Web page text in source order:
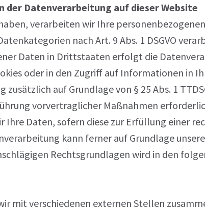
der Datenverarbeitung auf dieser Website
verarbeiten wir Ihre personenbezogenen
nach Art. 9 Abs. 1 DSGVO
Daten in Drittstaaten erfolgt die
oder in den Zugriff auf Informationen in
auf Grundlage von § 25 Abs. 1
vorvertraglicher Maßnahmen
Ihre Daten, sofern diese zur Erfüllung einer
kann ferner auf Grundlage
Rechtsgrundlagen wird in den
mit verschiedenen externen Stellen